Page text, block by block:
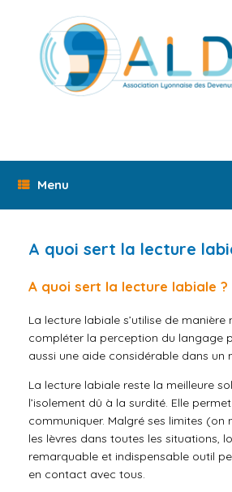
Menu
A quoi sert la lecture
A quoi sert la lecture labiale ?
La lecture labiale s’utilise de manière
compléter la perception du langage
aussi une aide considérable dans un
La lecture labiale reste la meilleure
l’isolement dû à la surdité. Elle
communiquer. Malgré ses limites (on
les lèvres dans toutes les situations,
remarquable et indispensable outil
en contact avec tous.